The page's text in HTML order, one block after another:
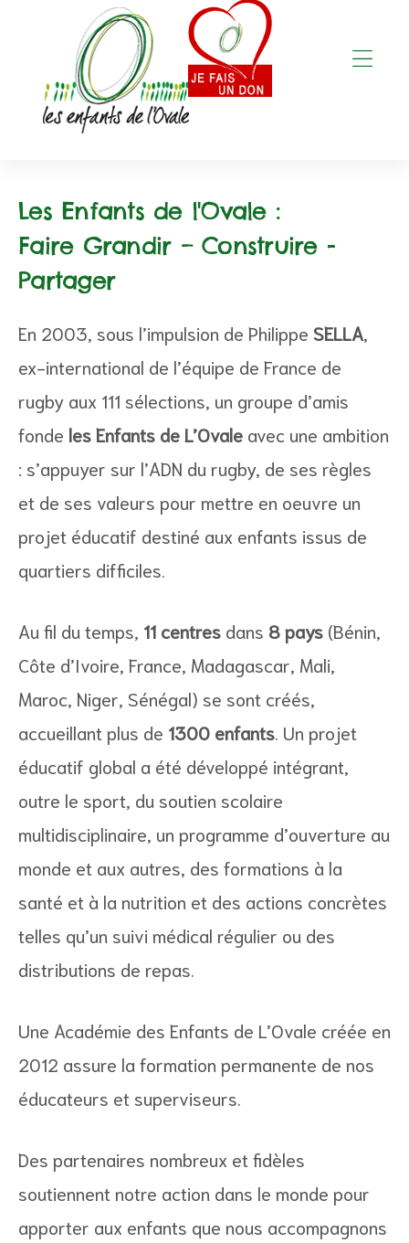
Les Enfants de l'Ovale :
Faire Grandir – Construire -
Partager
En 2003, sous l’impulsion de Philippe SELLA
ex-international de l’équipe de France de
rugby aux 111 sélections, un groupe d’amis
fonde les Enfants de L’Ovale avec une ambition
: s’appuyer sur l’ADN du rugby, de ses règles
et de ses valeurs pour mettre en oeuvre un
projet éducatif destiné aux enfants issus de
quartiers difficiles.
Au fil du temps, 11 centres dans 8 pays (Bénin,
Côte d’Ivoire, France, Madagascar, Mali,
Maroc, Niger, Sénégal) se sont créés,
accueillant plus de 1300 enfants . Un projet
éducatif global a été développé intégrant,
outre le sport, du soutien scolaire
multidisciplinaire, un programme d’ouverture au
monde et aux autres, des formations à la
santé et à la nutrition et des actions concrètes
telles qu’un suivi médical régulier ou des
distributions de repas.
Une Académie des Enfants de L’Ovale créée en
2012 assure la formation permanente de nos
éducateurs et superviseurs.
Des partenaires nombreux et fidèles
soutiennent notre action dans le monde pour
apporter aux enfants que nous accompagnons